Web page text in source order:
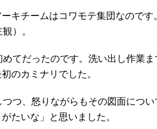
キチームはコワモテ集団なのです
）。
てだったのです。洗い出し作業ま
のカミナリでした。
つ、怒りながらもその図面につい
たいな」と思いました。